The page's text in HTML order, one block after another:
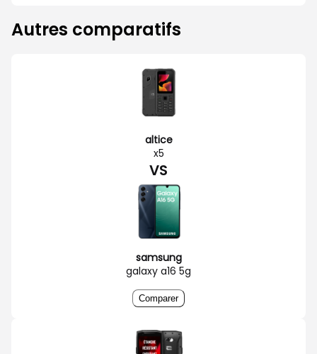
Autres comparatifs
altice
x5
VS
samsung
galaxy a16 5g
Comparer